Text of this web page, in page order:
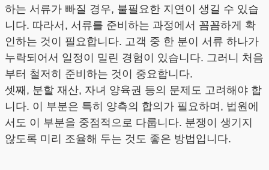
하는 서류가 빠질 경우, 불필요한 지연이 생길 수 있습
니다. 따라서, 서류를 준비하는 과정에서 꼼꼼하게 확
인하는 것이 필요합니다. 고객 중 한 분이 서류 하나가
누락되어서 일정이 밀린 경험이 있습니다. 그러니 처음
부터 철저히 준비하는 것이 중요합니다.
셋째, 분할 재산, 자녀 양육권 등의 문제도 고려해야 합
니다. 이 부분은 특히 양측의 합의가 필요하며, 법원에
서도 이 부분을 중점적으로 다룹니다. 분쟁이 생기지
않도록 미리 조율해 두는 것도 좋은 방법입니다.